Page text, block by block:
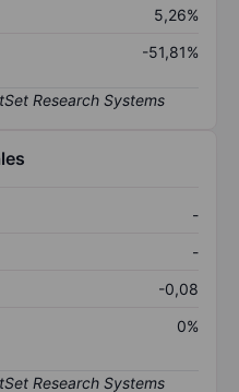
5,26%
-51,81%
-
-
-0,08
0%